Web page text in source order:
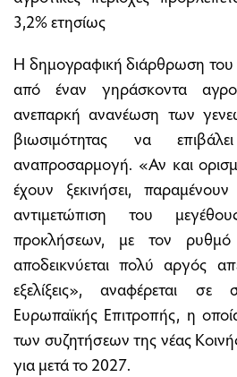
3,2% ετησίως
Η δημογραφική διάρθρωση του
από έναν γηράσκοντα
ανεπαρκή ανανέωση των
βιωσιμότητας να
αναπροσαρμογή. «Αν και
έχουν ξεκινήσει,
αντιμετώπιση του
προκλήσεων, με τον
αποδεικνύεται πολύ αργός
εξελίξεις», αναφέρεται σε
Ευρωπαϊκής Επιτροπής, η
των συζητήσεων της νέας
για μετά το 2027.